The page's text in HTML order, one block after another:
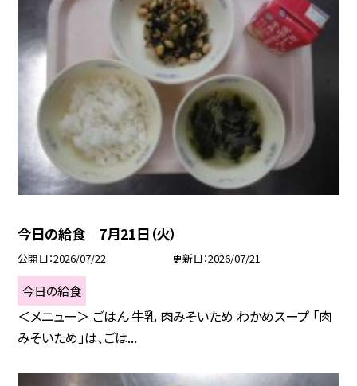
今日の給食 7月21日（火）
公開日 2026/07/22 更新日 2026/07/21
今日の給食
＜メニュー＞ ごはん 牛乳 肉みそいため わかめスープ 「肉
みそいため」は、ごは...